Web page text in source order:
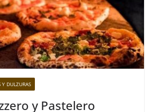
Y DULZURAS
y Pastelero